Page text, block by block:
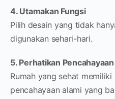
4. Utamakan Fungsi
Pilih desain yang tidak
digunakan sehari-hari.
5. Perhatikan
Rumah yang sehat
pencahayaan alami yang